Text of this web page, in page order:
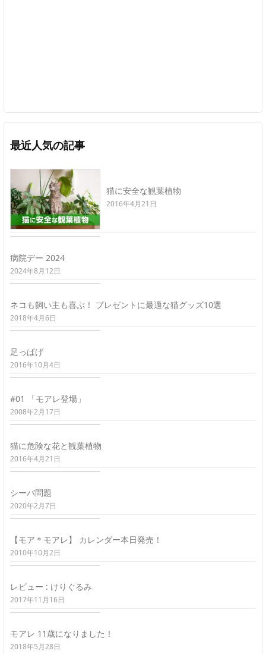
最近人気の記事
猫に安全な観葉植物
2016年4月21日
病院デー 2024
2024年8月12日
ネコも飼い主も喜ぶ！ プレゼントに最適な猫グッズ10選
2018年4月6日
足っぱげ
2016年10月4日
#01 「モアレ登場」
2008年2月17日
猫に危険な花と観葉植物
2016年4月21日
シーバ問題
2020年2月7日
【モア＊モアレ】 カレンダー本日発売！
2010年10月2日
レビュー : けりぐるみ
2017年11月16日
モアレ 11歳になりました！
2018年5月28日